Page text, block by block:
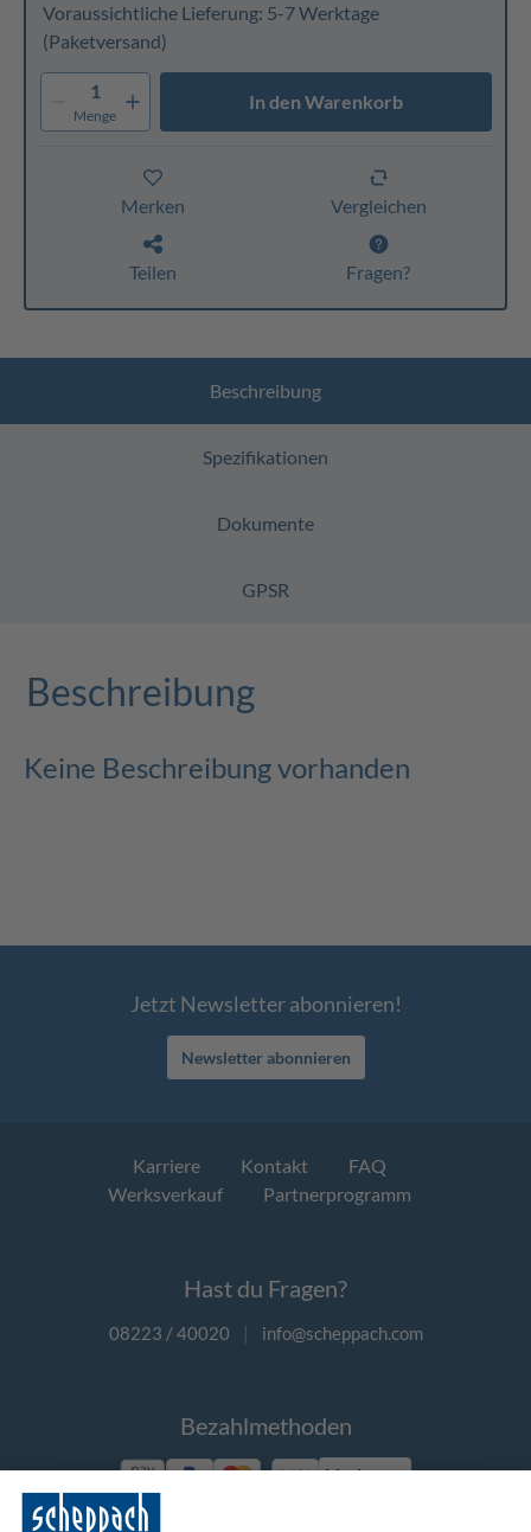
Voraussichtliche Lieferung: 5-7 Werktage
(Paketversand)
1
Menge
In den Warenkorb
Merken Vergleichen
Teilen Fragen?
Beschreibung
Spezifikationen
Dokumente
GPSR
Beschreibung
Keine Beschreibung vorhanden
Jetzt Newsletter abonnieren!
Newsletter abonnieren
Karriere Kontakt
FAQ
Werksverkauf
Partnerprogramm
Hast du Fragen?
08223 / 40020 | info@scheppach.com
Bezahlmethoden
Vorkasse